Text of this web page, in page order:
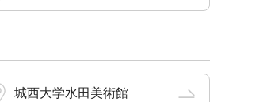
城西大学水田美術館